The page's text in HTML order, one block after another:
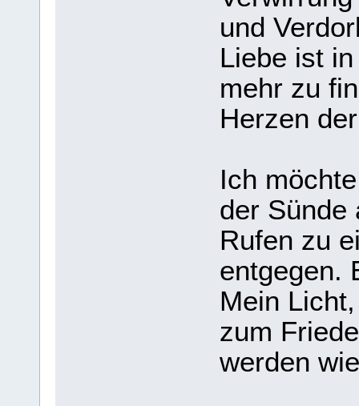
und
Liebe ist
mehr zu
Herzen
Ich
der Sünde
Rufen zu
entgegen.
Mein
zum
werden